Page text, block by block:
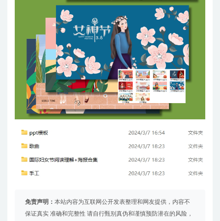
免责声明： 本站内容为互联网公开发表整理和网友提供，内容不
保证真实 准确和完整性 请自行甄别真伪和谨慎预防潜在的风险，